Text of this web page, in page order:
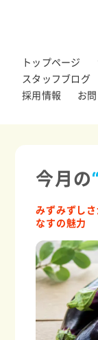
トップページ
スタッフブログ
採用情報
お
今月の
みずみずし
なすの魅力